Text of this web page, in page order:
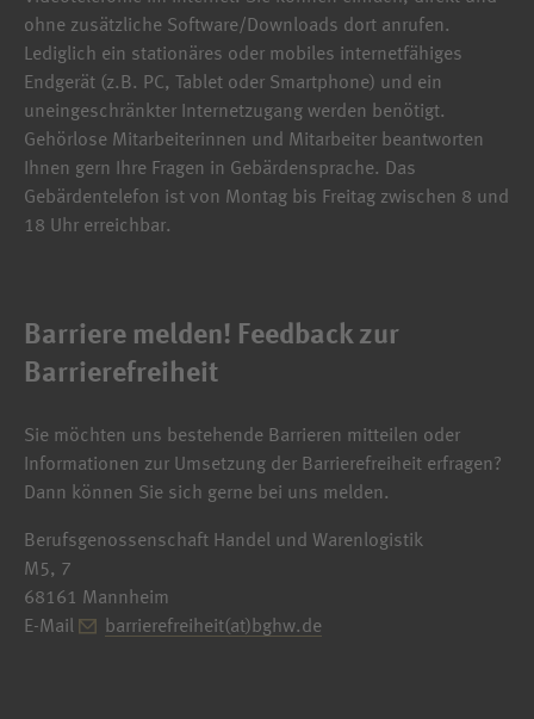
ohne zusätzliche Software/Downloads dort anrufen.
Lediglich ein stationäres oder mobiles internetfähiges
Endgerät (z.B. PC, Tablet oder Smartphone) und ein
uneingeschränkter Internetzugang werden benötigt.
Gehörlose Mitarbeiterinnen und Mitarbeiter beantworten
Ihnen gern Ihre Fragen in Gebärdensprache. Das
Gebärdentelefon ist von Montag bis Freitag zwischen 8 und
18 Uhr erreichbar.
Barriere melden! Feedback zur
Barrierefreiheit
Sie möchten uns bestehende Barrieren mitteilen oder
Informationen zur Umsetzung der Barrierefreiheit erfragen?
Dann können Sie sich gerne bei uns melden.
Berufsgenossenschaft Handel und Warenlogistik
M5, 7
68161 Mannheim
E-Mail
barrierefreiheit(at)bghw.de